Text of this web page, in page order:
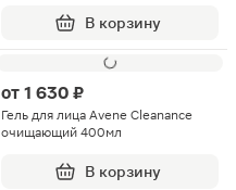
В корзину
от 1 630 ₽
Гель для лица Avene Cleanance
очищающий 400мл
В корзину